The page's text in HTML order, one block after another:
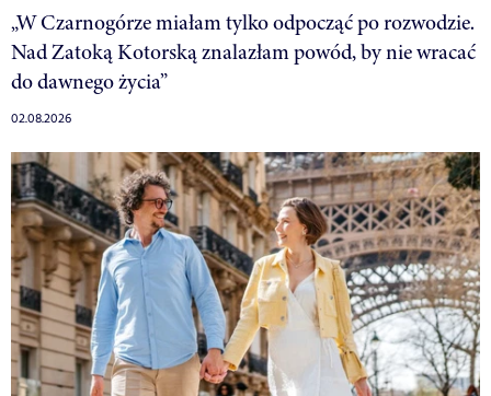
„W Czarnogórze miałam tylko odpocząć po rozwodzie.
Nad Zatoką Kotorską znalazłam powód, by nie wracać
do dawnego życia”
02.08.2026